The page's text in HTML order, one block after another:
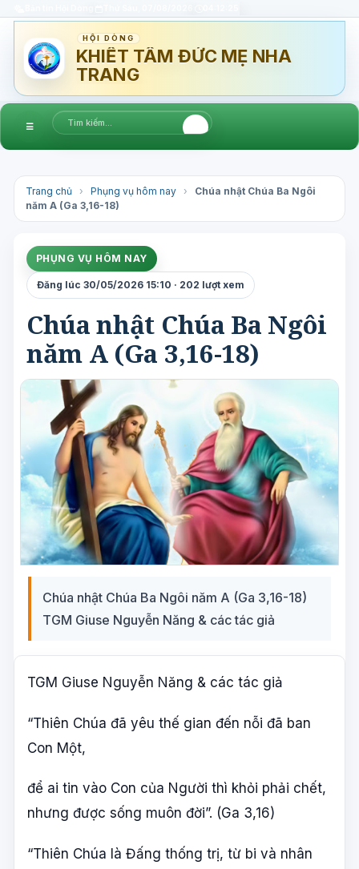
HỘI DÒNG
KHIẾT TÂM ĐỨC MẸ NHA
TRANG
☰
Trang chủ › Phụng vụ hôm nay ›
Chúa nhật Chúa Ba Ngôi
năm A (Ga 3,16-18)
PHỤNG VỤ HÔM NAY
Đăng lúc 30/05/2026 15:10 · 202 lượt xem
Chúa nhật Chúa Ba Ngôi
năm A (Ga 3,16-18)
Chúa nhật Chúa Ba Ngôi năm A (Ga 3,16-18)
TGM Giuse Nguyễn Năng & các tác giả
TGM Giuse Nguyễn Năng & các tác giả
“Thiên Chúa đã yêu thế gian đến nỗi đã ban
Con Một,
để ai tin vào Con của Người thì khỏi phải chết,
nhưng được sống muôn đời”. (Ga 3,16)
“Thiên Chúa là Đấng thống trị, từ bi và nhân